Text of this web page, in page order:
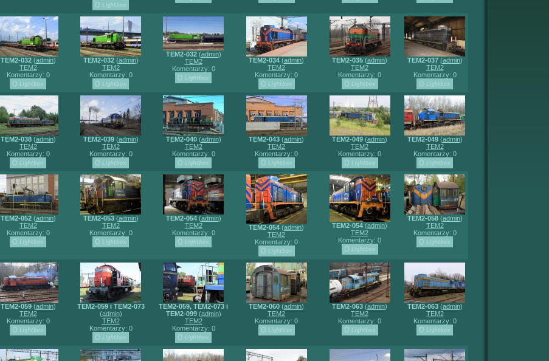
TEM2-032(admin)
TEM2
Komentarzy: 0
TEM2-032(admin)
TEM2
Komentarzy: 0
TEM2-032(admin)
TEM2
Komentarzy: 0
TEM2-034 (admin)
TEM2
Komentarzy: 0
TEM2-035 (admin)
TEM2
Komentarzy: 0
TEM2-037(admin)
TEM2
Komentarzy: 0
TEM2-038(admin)
TEM2
Komentarzy: 0
TEM2-039(admin)
TEM2
Komentarzy: 0
TEM2-040(admin)
TEM2
Komentarzy: 0
TEM2-043 (admin)
TEM2
Komentarzy: 0
TEM2-049 (admin)
TEM2
Komentarzy: 0
TEM2-049(admin)
TEM2
Komentarzy: 0
TEM2-052(admin)
TEM2
Komentarzy: 0
TEM2-053(admin)
TEM2
Komentarzy: 0
TEM2-054(admin)
TEM2
Komentarzy: 0
TEM2-054 (admin)
TEM2
Komentarzy: 0
TEM2-054 (admin)
TEM2
Komentarzy: 0
TEM2-058(admin)
TEM2
Komentarzy: 0
TEM2-059(admin)
TEM2
Komentarzy: 0
TEM2-059 i TEM2-073
(admin)
TEM2
Komentarzy: 0
TEM2-059, TEM2-073 i
TEM2-099(admin)
TEM2
Komentarzy: 0
TEM2-060 (admin)
TEM2
Komentarzy: 0
TEM2-063 (admin)
TEM2
Komentarzy: 0
TEM2-063(admin)
TEM2
Komentarzy: 0